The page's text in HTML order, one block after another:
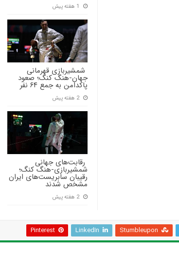
1 هفته پیش
‍ شمشیربازی قهرمانی
جهان-هنگ کنگ؛ صعود
پاکدامن به جمع ۶۴ نفر
2 هفته پیش
‍ رقابت‌های جهانی
شمشیربازی-هنگ کنگ؛
رقیبان سابریست‌های ایران
مشخص شدند
2 هفته پیش
Stumbleupon
LinkedIn
Pinterest